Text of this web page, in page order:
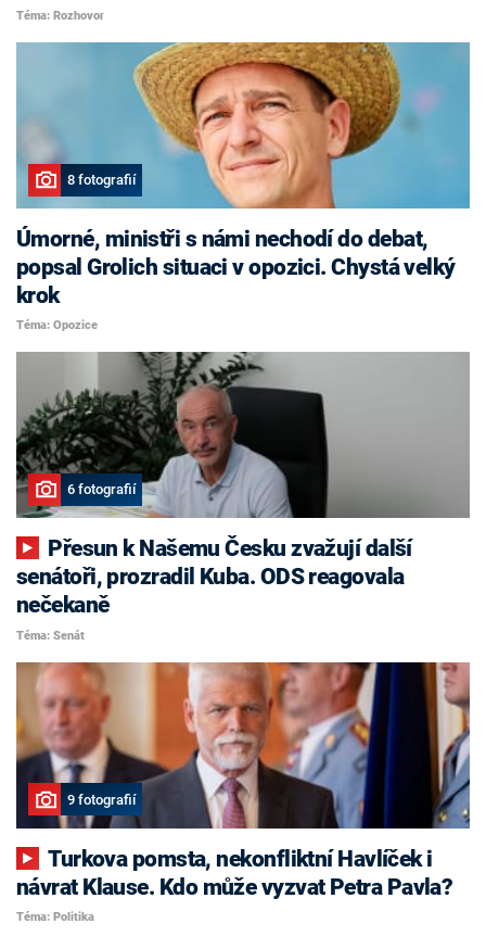
Téma: Rozhovor
8 fotografií
Úmorné, ministři s námi nechodí do debat,
popsal Grolich situaci v opozici. Chystá velký
krok
Téma: Opozice
6 fotografií
senátoři, prozradil Kuba. ODS reagovala
nečekaně
Téma: Senát
9 fotografií
Turkova pomsta, nekonfliktní Havlíček i
návrat Klause. Kdo může vyzvat Petra Pavla?
Téma: Politika